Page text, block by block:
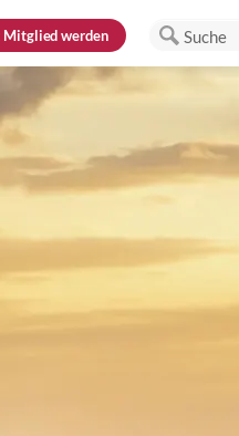
Mitglied werden Suche